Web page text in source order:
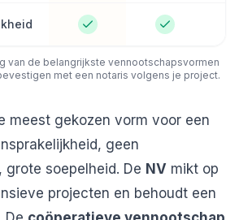
van de belangrijkste vennootschapsvormen
met een notaris volgens je project.
meest gekozen vorm voor een
geen
grote soepelheid. De NV mikt op
projecten en behoudt een